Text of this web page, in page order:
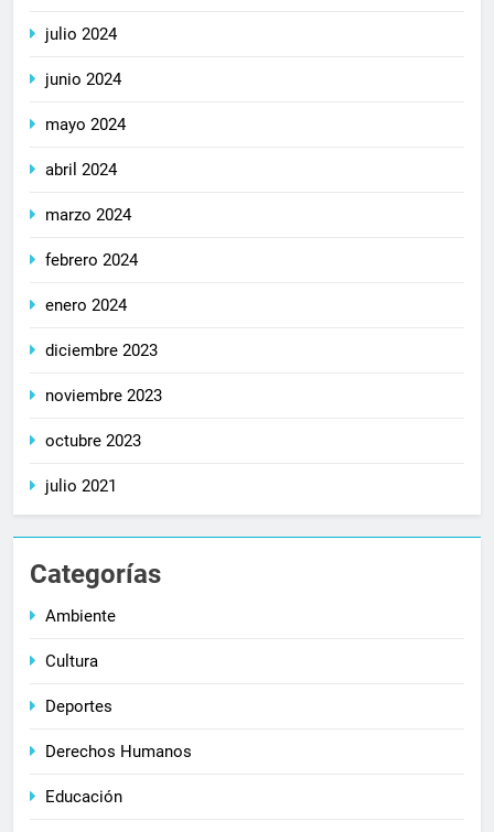
julio 2024
junio 2024
mayo 2024
abril 2024
marzo 2024
febrero 2024
enero 2024
diciembre 2023
noviembre 2023
octubre 2023
julio 2021
Categorías
Ambiente
Cultura
Deportes
Derechos Humanos
Educación